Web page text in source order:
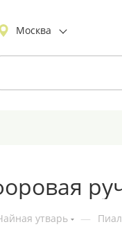
Москва
утварь —